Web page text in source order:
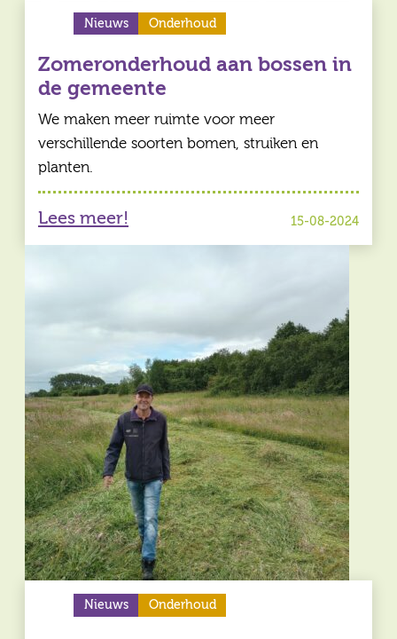
Nieuws Onderhoud
Zomeronderhoud aan bossen in
de gemeente
We maken meer ruimte voor meer
verschillende soorten bomen, struiken en
planten.
Lees meer! 15-08-2024
Nieuws Onderhoud